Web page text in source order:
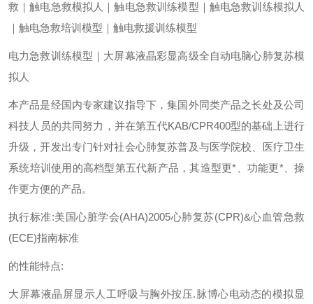
救｜触电急救模拟人｜触电急救训练模型｜触电急救训练模拟人
｜触电急救培训模型｜触电救援训练模型
电力急救训练模型｜大屏幕液晶彩显高级全自动电脑心肺复苏模
拟人
本产品是经国内专家建议指导下，集国外同类产品之长处及公司
科技人员的共同努力，并在第五代KAB/CPR400型的基础上进行
升级，开发出专门针对社会心肺复苏普及与医学院校、医疗卫生
系统培训使用的高档型第五代新产品，其造型更*、功能更*、操
作更方便的产品。
执行标准:美国心脏学会(AHA)2005心肺复苏(CPR)&心血管急救
(ECE)指南标准
的性能特点:
大屏幕液晶屏显示人工呼吸与胸外按压.脉博心电动态的模拟显